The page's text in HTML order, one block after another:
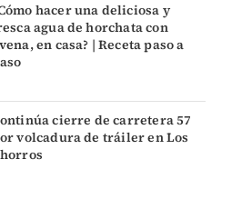
hacer una deliciosa y
agua de horchata con
en casa? | Receta paso a
cierre de carretera 57
volcadura de tráiler en Los